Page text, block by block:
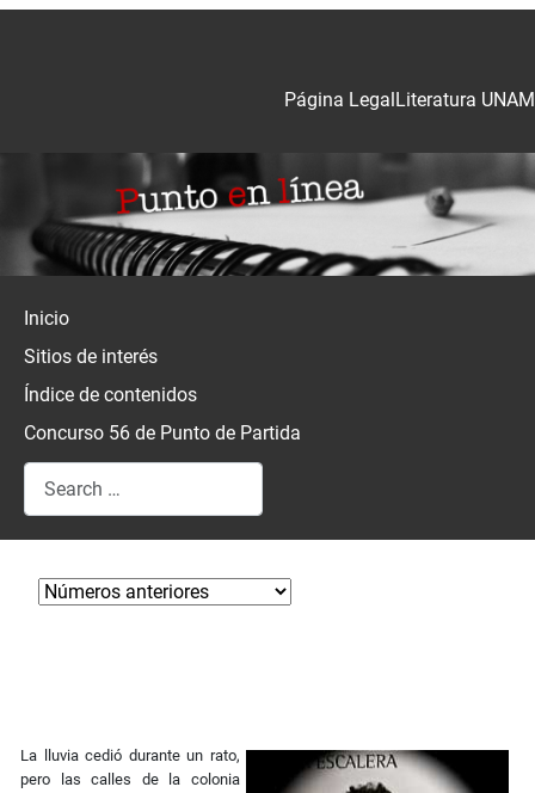
Literatura UNAM
Página Legal
Inicio
Sitios de interés
Índice de contenidos
Concurso 56 de Punto de Partida
Search
La lluvia cedió durante un rato,
pero las calles de la colonia